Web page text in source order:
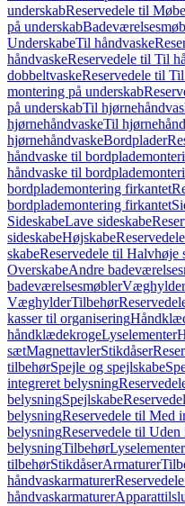
underskabReservedele til
på underskab
UnderskabeTil håndvaske
håndvaskeReservedele til Til
dobbeltvaskeReservedele til
montering på underskab
på underskabTil
hjørnehåndvaskeTil
hjørnehåndvaskeBordplader
håndvaske til
håndvaske til
bordplademontering firkantet
bordplademontering firkantet
SideskabeLave sideskabe
sideskabeHøjskabe
skabeReservedele til Halvhøje
OverskabeAndre
badeværelsesmøblerVæghylder
VæghylderTilbehør
kasser til organisering
håndklædekrogeLyselementer
sætMagnettavlerStikdåser
tilbehørSpejle og spejlskabe
integreret belysning
belysningSpejlskabe
belysningReservedele til Med
belysningReservedele til Uden
belysningTilbehørLyselementer
tilbehørStikdåserArmaturer
håndvaskarmaturer
håndvaskarmaturer